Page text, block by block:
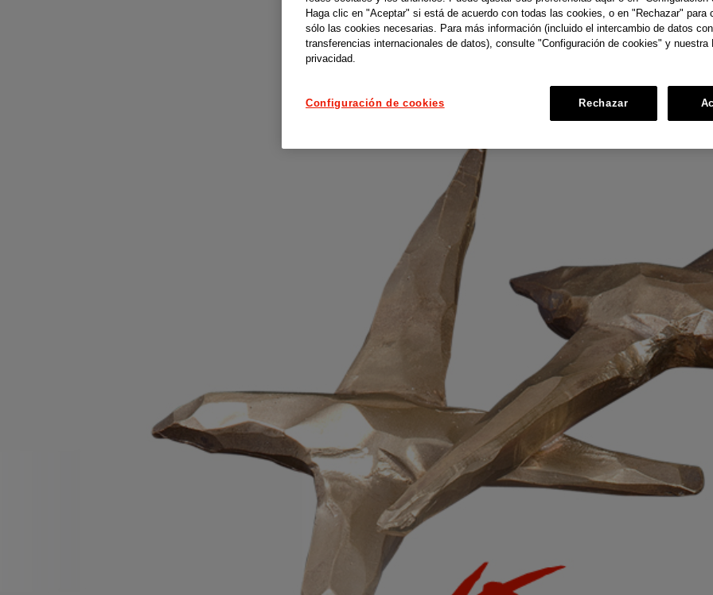
Haga clic en "Aceptar" si está de acuerdo con todas las cookies, o en "Rechazar" para
sólo las cookies necesarias. Para más información (incluido el intercambio de datos
transferencias internacionales de datos), consulte "Configuración de cookies" y nuestra
privacidad.
Configuración de cookies Rechazar